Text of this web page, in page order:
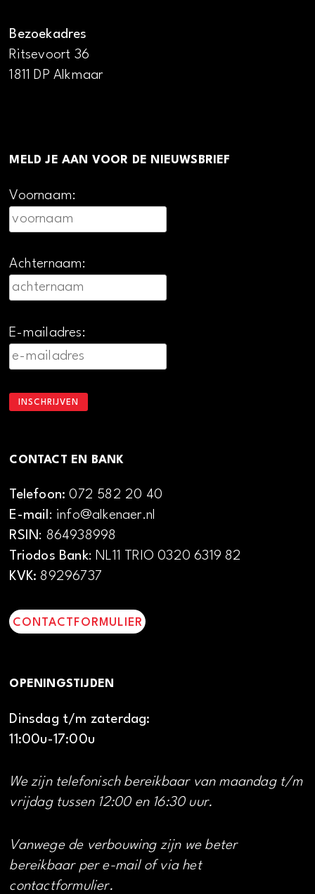
Bezoekadres
Ritsevoort 36
1811 DP Alkmaar
MELD JE AAN VOOR DE NIEUWSBRIEF
Voornaam:
Achternaam:
E-mailadres:
CONTACT EN BANK
Telefoon:072 582 20 40
E-mail: info@alkenaer.nl
RSIN: 864938998
Triodos Bank: NL11 TRIO 0320 6319 82
KVK: 89296737
CONTACTFORMULIER
OPENINGSTIJDEN
Dinsdag t/m zaterdag:
11:00u-17:00u
We zijn telefonisch bereikbaar van maandag t/m
vrijdag tussen 12:00 en 16:30 uur.
Vanwege de verbouwing zijn we beter
bereikbaar per e-mail of via het
contactformulier.